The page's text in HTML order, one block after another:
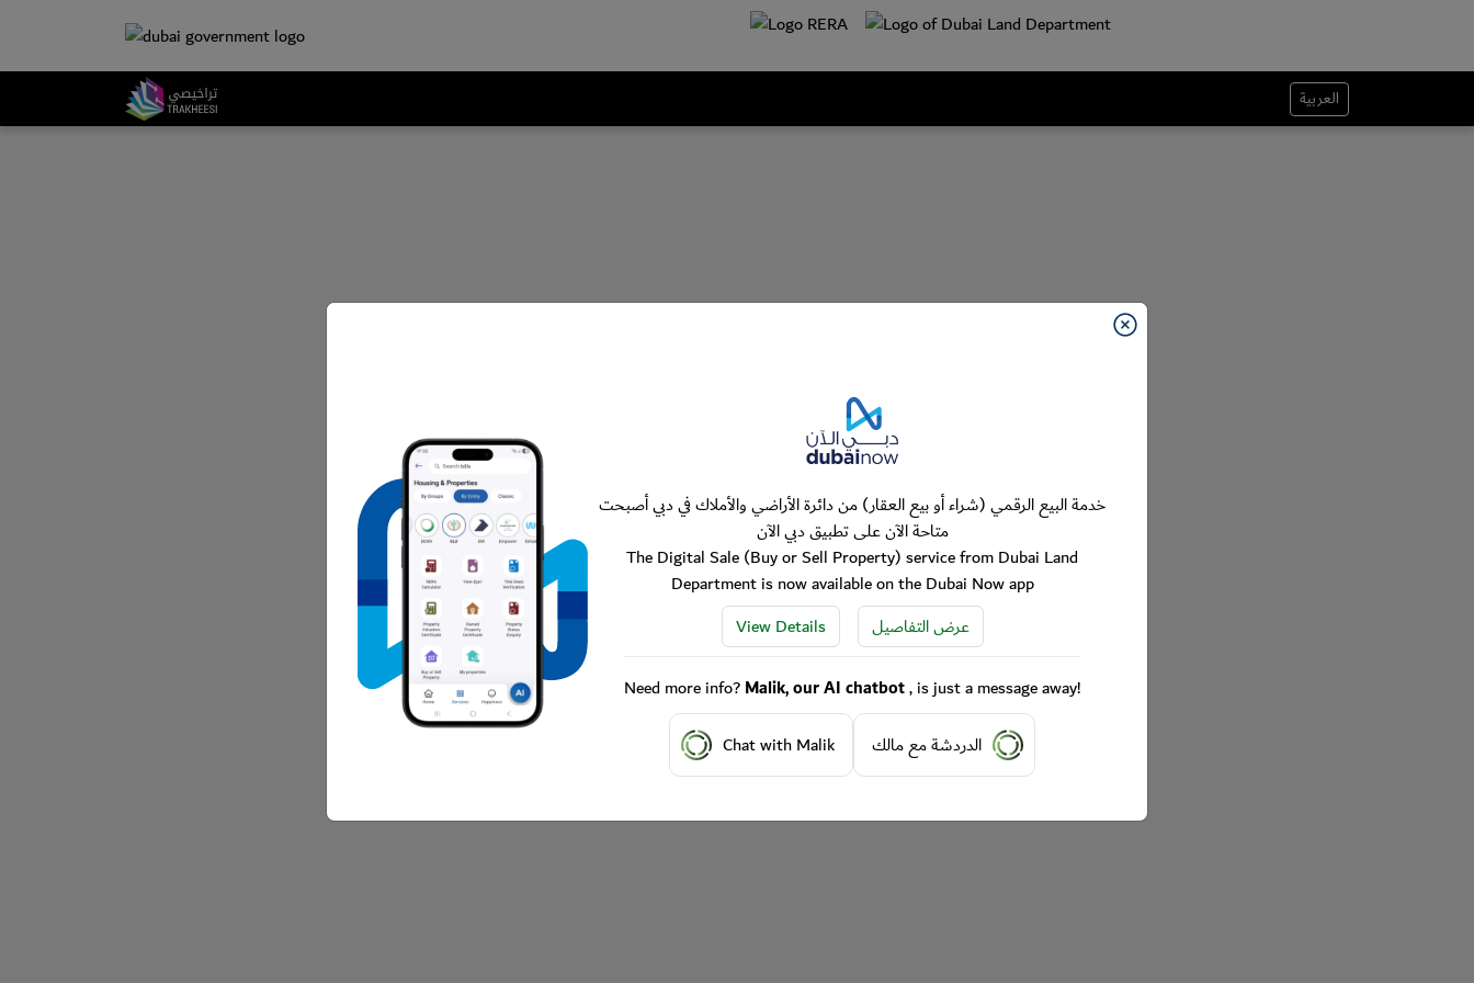
العربية
خدمة البيع الرقمي (شراء أو بيع العقار) من دائرة الأراضي والأملاك في دبي أصبحت
متاحة الآن على تطبيق دبي الآن
The Digital Sale (Buy or Sell Property) service from Dubai Land
Department is now available on the Dubai Now app
View Details
عرض التفاصيل
Need more info?Malik, our AI chatbot, is just a message away!
Chat with Malik
الدردشة مع مالك